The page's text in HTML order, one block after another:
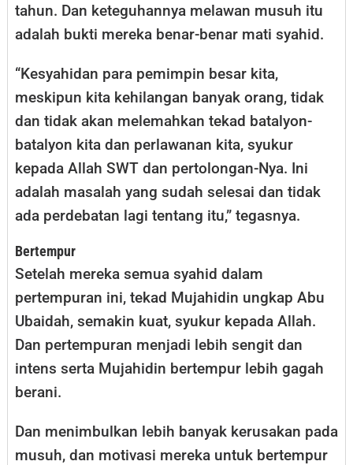
tahun. Dan keteguhannya melawan musuh itu
adalah bukti mereka benar-benar mati syahid.
“Kesyahidan para pemimpin besar kita,
meskipun kita kehilangan banyak orang, tidak
dan tidak akan melemahkan tekad batalyon-
batalyon kita dan perlawanan kita, syukur
kepada Allah SWT dan pertolongan-Nya. Ini
adalah masalah yang sudah selesai dan tidak
ada perdebatan lagi tentang itu,” tegasnya.
Bertempur
Setelah mereka semua syahid dalam
pertempuran ini, tekad Mujahidin ungkap Abu
Ubaidah, semakin kuat, syukur kepada Allah.
Dan pertempuran menjadi lebih sengit dan
intens serta Mujahidin bertempur lebih gagah
berani.
Dan menimbulkan lebih banyak kerusakan pada
musuh, dan motivasi mereka untuk bertempur